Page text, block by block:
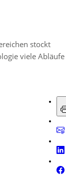
stockt
viele Abläufe